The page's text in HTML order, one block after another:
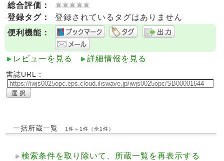
総合評価：
登録タグ：
登録されているタグはありません
便利機能：
レビューを見る 詳細情報を見る
書誌URL：
一括所蔵一覧 1件～1件（全1件）
検索条件を取り除いて、所蔵一覧を再表示する